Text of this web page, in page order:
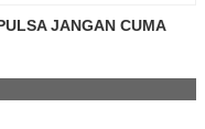
JANGAN CUMA